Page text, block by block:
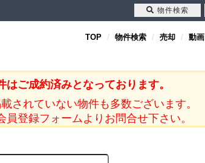
TOP 物件検索 売却 動画
はご成約済みとなっております。
されていない物件も多数ございます。
員登録フォームよりお問合せ下さい。
物件検索